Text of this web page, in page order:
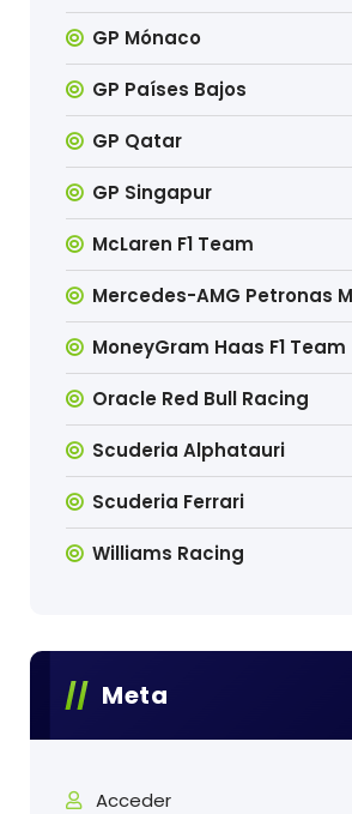
GP Mónaco
GP Países Bajos
GP Qatar
GP Singapur
McLaren F1 Team
Mercedes-AMG Petronas
MoneyGram Haas F1 Team
Oracle Red Bull Racing
Scuderia Alphatauri
Scuderia Ferrari
Williams Racing
Meta
Acceder